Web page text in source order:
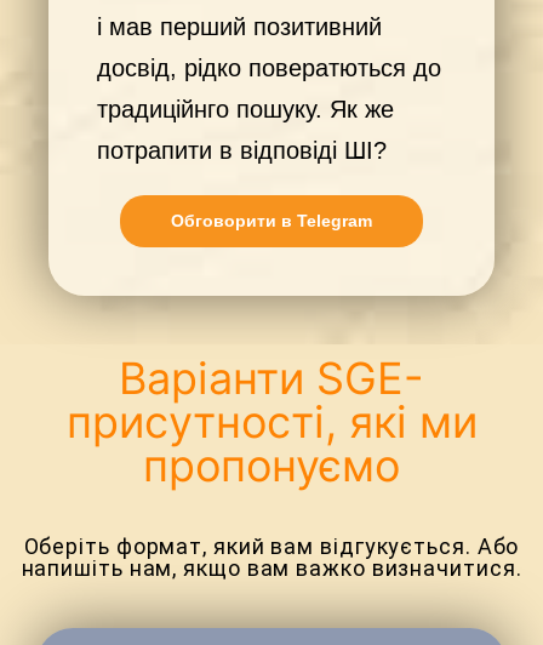
і мав перший позитивний
досвід, рідко повератються до
традиційнго пошуку. Як же
потрапити в відповіді ШІ?
Обговорити в Telegram
Варіанти SGE-
присутності, які ми
пропонуємо
Оберіть формат, який вам відгукується. Або
напишіть нам, якщо вам важко визначитися.